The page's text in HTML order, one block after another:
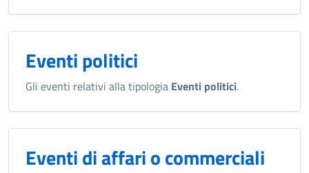
Eventi politici
Gli eventi relativi alla tipologia Eventi politici.
Eventi di affari o commerciali